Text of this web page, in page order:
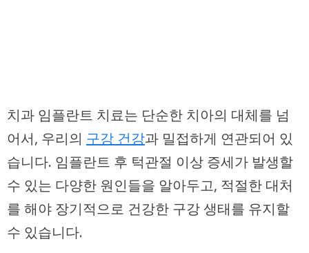
치과 임플란트 치료는 단순한 치아의 대체를 넘
어서, 우리의 구강 건강과 밀접하게 연관되어 있
습니다. 임플란트 후 턱관절 이상 증세가 발생할
수 있는 다양한 원인들을 알아두고, 적절한 대처
를 해야 장기적으로 건강한 구강 생태를 유지할
수 있습니다.